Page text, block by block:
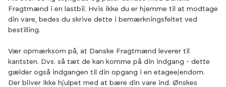
Fragtmænd i en lastbil. Hvis ikke du er hjemme til at modtage
din vare, bedes du skrive dette i bemærkningsfeltet ved
bestilling.
Vær opmærksom på, at Danske Fragtmænd leverer til
kantsten. Dvs. så tæt de kan komme på din indgang - dette
gælder også indgangen til din opgang i en etageejendom.
Der bliver ikke hjulpet med at bære din vare ind. Ønskes